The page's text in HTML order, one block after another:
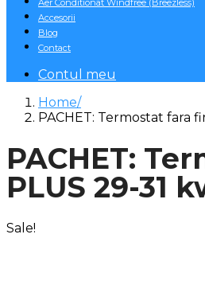
Accesorii
Blog
Contact
Contul meu
Home
PACHET: Termostat fara
PACHET:
PLUS 29-31
Sale!